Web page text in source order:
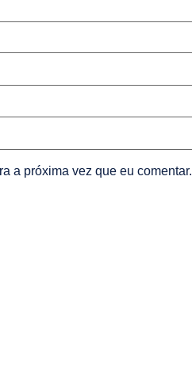
a próxima vez que eu comentar.